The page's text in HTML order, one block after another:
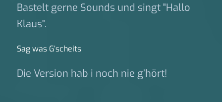
Bastelt gerne Sounds und singt "Hallo
Klaus".
Sag was G‘scheits
Die Version hab i noch nie g’hört!